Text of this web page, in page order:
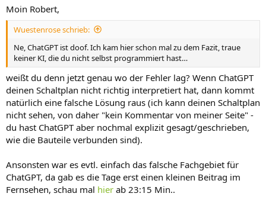
:
Moin Robert,
Wuestenrose schrieb:
Ne, ChatGPT ist doof. Ich kam hier schon mal zu dem Fazit, traue
keiner KI, die du nicht selbst programmiert hast…
weißt du denn jetzt genau wo der Fehler lag? Wenn ChatGPT
deinen Schaltplan nicht richtig interpretiert hat, dann kommt
natürlich eine falsche Lösung raus (ich kann deinen Schaltplan
nicht sehen, von daher "kein Kommentar von meiner Seite" -
du hast ChatGPT aber nochmal explizit gesagt/geschrieben,
wie die Bauteile verbunden sind).
Ansonsten war es evtl. einfach das falsche Fachgebiet für
ChatGPT, da gab es die Tage erst einen kleinen Beitrag im
Fernsehen, schau mal hier ab 23:15 Min..